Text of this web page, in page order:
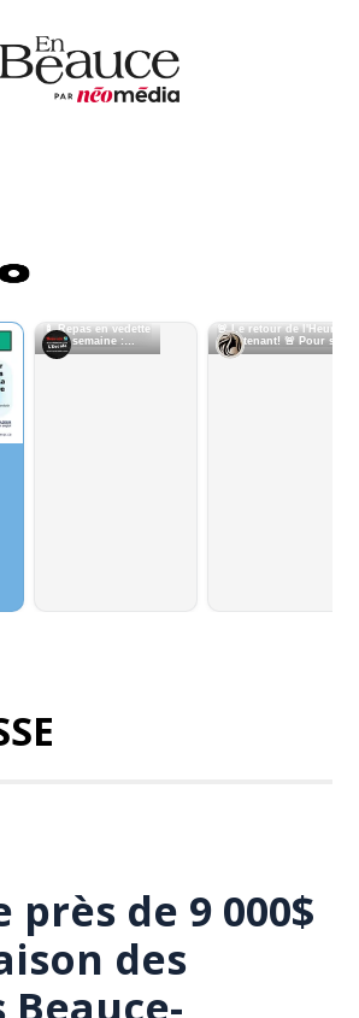
près de 9 000$
des